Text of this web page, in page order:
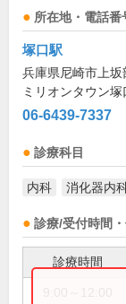
所在地・電話番
塚口駅
兵庫県尼崎市上坂
ミリオンタウン塚
06-6439-7337
診療科目
内科 消化器内
診療/受付時間・
診療時間